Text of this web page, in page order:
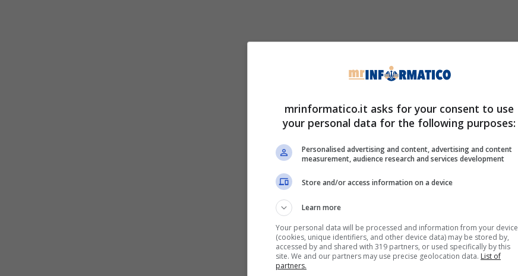
mrinformatico.it asks for your consent to use
your personal data for the following purposes:
Personalised advertising and content, advertising and content
measurement, audience research and services development
Store and/or access information on a device
Learn more
Your personal data will be processed and information from your device
(cookies, unique identifiers, and other device data) may be stored by,
accessed by and shared with 319 partners, or used specifically by this
site. We and our partners may use precise geolocation data. List of
partners.